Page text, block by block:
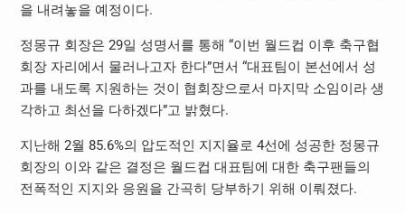
을 내려놓을 예정이다.
정몽규 회장은 29일 성명서를 통해 “이번 월드컵 이후 축구협
회장 자리에서 물러나고자 한다”면서 “대표팀이 본선에서 성
과를 내도록 지원하는 것이 협회장으로서 마지막 소임이라 생
각하고 최선을 다하겠다”고 밝혔다.
지난해 2월 85.6%의 압도적인 지지율로 4선에 성공한 정몽규
회장의 이와 같은 결정은 월드컵 대표팀에 대한 축구팬들의
전폭적인 지지와 응원을 간곡히 당부하기 위해 이뤄졌다.